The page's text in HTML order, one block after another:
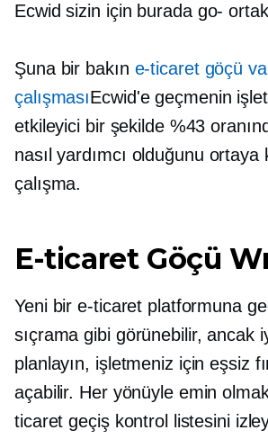
Ecwid sizin için burada go-
Şuna bir bakın e-ticaret göçü
çalışmasıEcwid'e geçmenin
etkileyici bir şekilde %43
nasıl yardımcı olduğunu ortaya
çalışma.
E-ticaret Göçü
Yeni bir e-ticaret platformuna
sıçrama gibi görünebilir, ancak
planlayın, işletmeniz için eşsiz
açabilir. Her yönüyle emin
ticaret geçiş kontrol listesini